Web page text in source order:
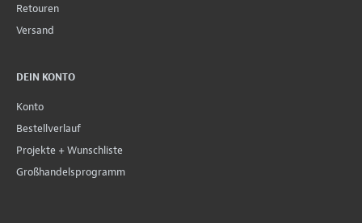
Retouren
Versand
DEIN KONTO
Konto
Bestellverlauf
Projekte + Wunschliste
Großhandelsprogramm